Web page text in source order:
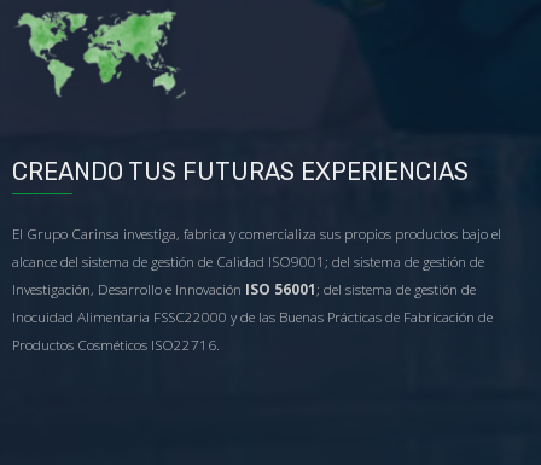
CREANDO TUS FUTURAS EXPERIENCIAS
El Grupo Carinsa investiga, fabrica y comercializa sus propios productos bajo el
alcance del sistema de gestión de Calidad ISO9001; del sistema de gestión de
Investigación, Desarrollo e Innovación ISO 56001 ; del sistema de gestión de
Inocuidad Alimentaria FSSC22000 y de las Buenas Prácticas de Fabricación de
Productos Cosméticos ISO22716.